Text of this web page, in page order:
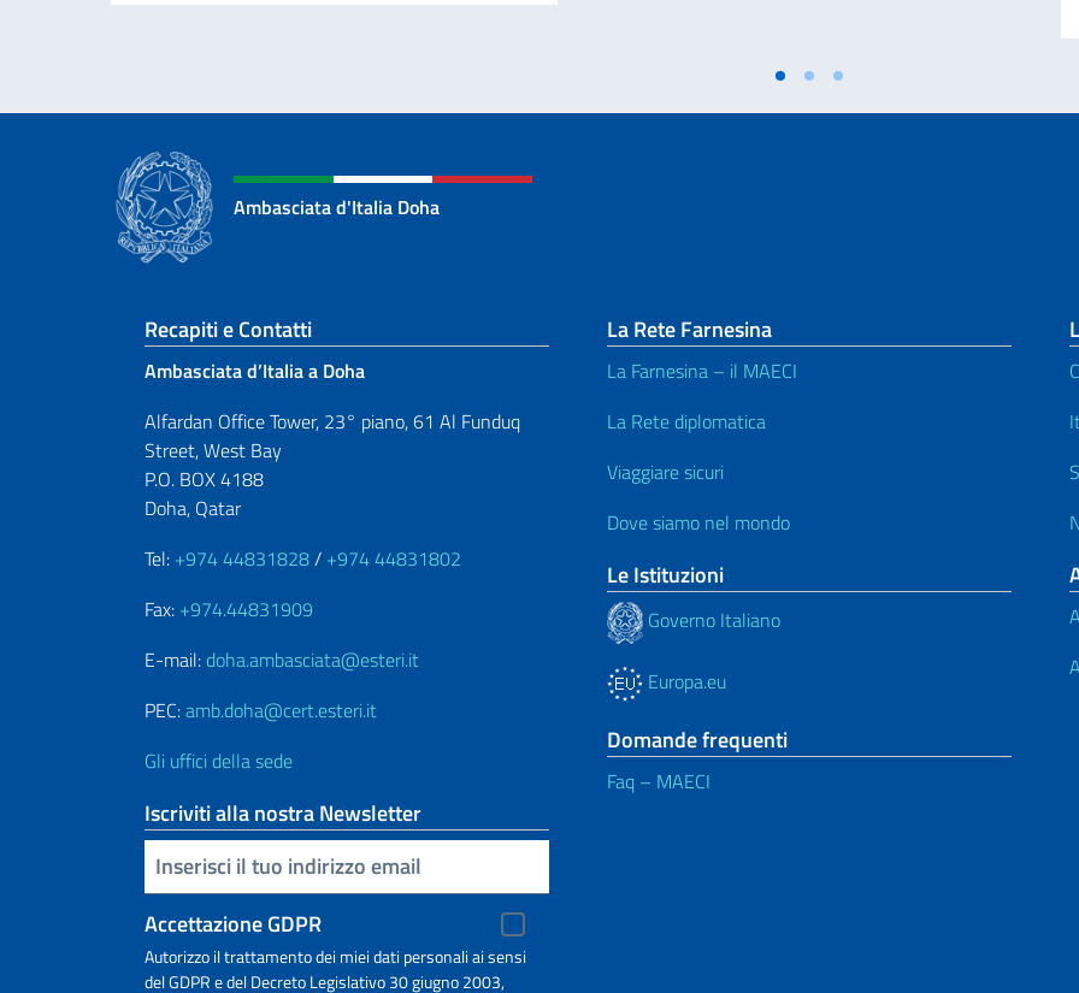
Ambasciata d'Italia Doha
Sezione footer
Recapiti e Contatti
Ambasciata d’Italia a Doha
Alfardan Office Tower, 23° piano, 61 Al Funduq
Street, West Bay
P.O. BOX 4188
Doha, Qatar
Tel: +974 44831828/ +974 44831802
Fax: +974.44831909
E-mail: doha.ambasciata@esteri.it
PEC:amb.doha@cert.esteri.it
Gli uffici della sede
Iscriviti alla nostra Newsletter
Inserisci la tua email
Accettazione GDPR
Autorizzo il trattamento dei miei dati personali ai sensi
del GDPR e del Decreto Legislativo 30 giugno 2003,
La Rete Farnesina
La Farnesina – il MAECI
La Rete diplomatica
Viaggiare sicuri
Dove siamo nel mondo
Le Istituzioni
Governo Italiano
Europa.eu
Domande frequenti
Faq – MAECI